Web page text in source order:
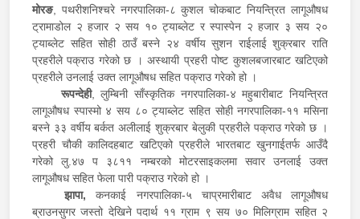
मोरङ, पथरीशनिश्चरे नगरपालिका-८ कुशल चोकबाट नियन्त्रित लागूऔषध
ट्रामाडोल २ हजार २ सय १० ट्याब्लेट र स्पास्पेन २ हजार ३ सय २०
ट्याब्लेट सहित सोही ठाउँ बस्ने २४ वर्षीय सुशन राईलाई शुक्रबार राति
प्रहरीले पक्राउ गरेको छ । अस्थायी प्रहरी पोष्ट कुशलबजारबाट खटिएको
प्रहरीले उनलाई उक्त लागूऔषध सहित पक्राउ गरेको हो ।
रूपन्देही, लुम्बिनी साँस्कृतिक नगरपालिका-४ महुबारीबाट नियन्त्रित
लागूऔषध स्पास्मो ४ सय ८० ट्याब्लेट सहित सोही नगरपालिका-११ मसिना
बस्ने ३३ वर्षीय बर्कत अलीलाई शुक्रबार बेलुकी प्रहरीले पक्राउ गरेको छ ।
प्रहरी चौकी कालिदहबाट खटिएको प्रहरीले भारतबाट खुनगाईतर्फ आउँदै
गरेको लु.४७ प ३८११ नम्बरको मोटरसाइकलमा सवार उनलाई उक्त
लागूऔषध सहित फेला पारी पक्राउ गरेको हो ।
झापा, कनकाई नगरपालिका-५ चाप्रमारीबाट अवैध लागूऔषध
ब्राउनसुगर जस्तो देखिने पदार्थ ११ ग्राम ९ सय ७० मिलिग्राम सहित २